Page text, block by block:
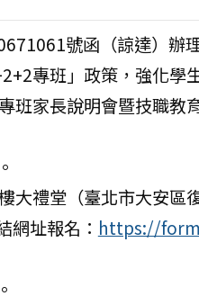
號函（諒達）辦
專班」政策，強化學
班家長說明會暨技職教
大禮堂（臺北市大安區
網址報名： https://